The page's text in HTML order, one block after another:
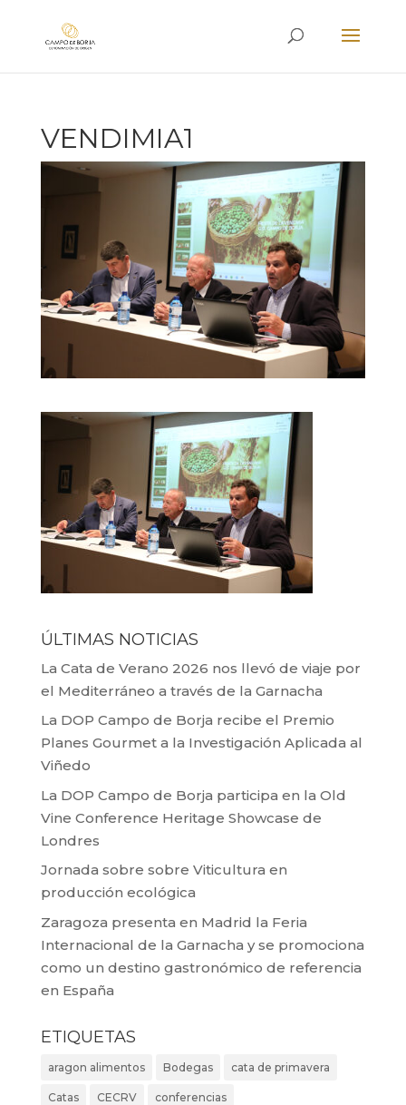
VENDIMIA1
ÚLTIMAS NOTICIAS
La Cata de Verano 2026 nos llevó de viaje por
el Mediterráneo a través de la Garnacha
La DOP Campo de Borja recibe el Premio
Planes Gourmet a la Investigación Aplicada al
Viñedo
La DOP Campo de Borja participa en la Old
Vine Conference Heritage Showcase de
Londres
Jornada sobre sobre Viticultura en
producción ecológica
Zaragoza presenta en Madrid la Feria
Internacional de la Garnacha y se promociona
como un destino gastronómico de referencia
en España
ETIQUETAS
aragon alimentos Bodegas cata de primavera
Catas CECRV conferencias